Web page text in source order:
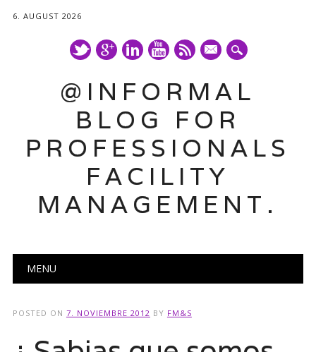
6. AUGUST 2026
mail
@INFORMAL
BLOG FOR
PROFESSIONALS
FACILITY
MANAGEMENT.
Main menu
MENU
POSTED ON 7. NOVIEMBRE 2012 BY FM&S